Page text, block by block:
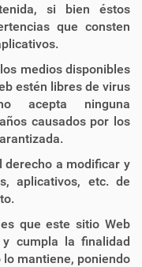
si bien éstos
que consten
medios disponibles
estén libres de virus
acepta ninguna
causados por los
derecho a modificar y
aplicativos, etc. de
que este sitio Web
cumpla la finalidad
mantiene, poniendo